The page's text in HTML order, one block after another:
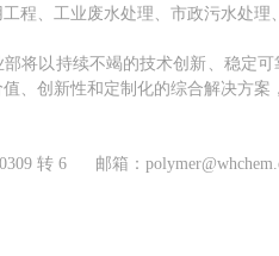
程、工业废水处理、市政污水处理
将以持续不竭的技术创新、稳定
、创新性和定制化的综合解决方案
转 6 邮箱：